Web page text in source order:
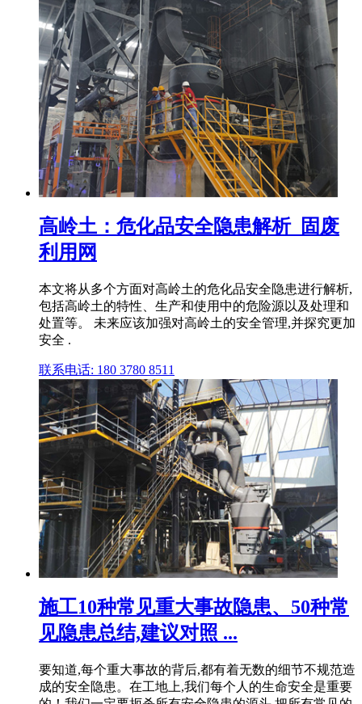
高岭土：危化品安全隐患解析_固废
利用网
本文将从多个方面对高岭土的危化品安全隐患进行解析,
包括高岭土的特性、生产和使用中的危险源以及处理和
处置等。 未来应该加强对高岭土的安全管理,并探究更加
安全 .
联系电话: 180 3780 8511
施工10种常见重大事故隐患、50种常
见隐患总结,建议对照 ...
要知道,每个重大事故的背后,都有着无数的细节不规范造
成的安全隐患。在工地上,我们每个人的生命安全是重要